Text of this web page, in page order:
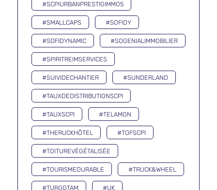
#SCPIURBANPRESTIGIMMO5
#SMALLCAPS #SOFIDY
#SOFIDYNAMIC #SOGENIALIMMOBILIER
#SPIRITREIMSERVICES
#SUIVIDECHANTIER #SUNDERLAND
#TAUXDEDISTRIBUTIONSCPI
#TAUXSCPI #TELAMON
#THERUCKHÔTEL #TOFSCPI
#TOITUREVÉGÉTALISÉE
#TOURISMEDURABLE #TRUCK&WHEEL
#TURGOTAM #UK